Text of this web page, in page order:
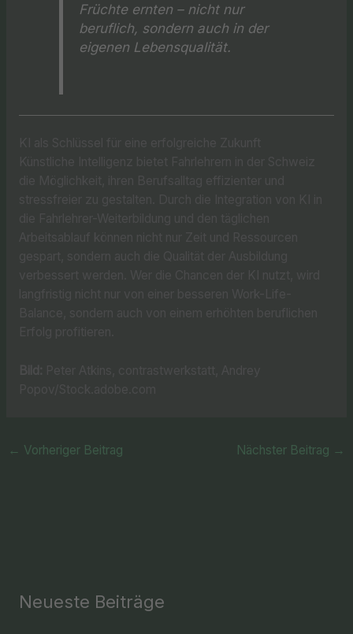
Früchte ernten – nicht nur
beruflich, sondern auch in der
eigenen Lebensqualität.
← Vorheriger Beitrag Nächster Beitrag →
Neueste Beiträge